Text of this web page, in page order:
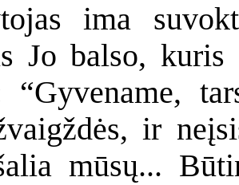
ima
Jo balso, kuris
“Gyvename,
ir
mūsų...